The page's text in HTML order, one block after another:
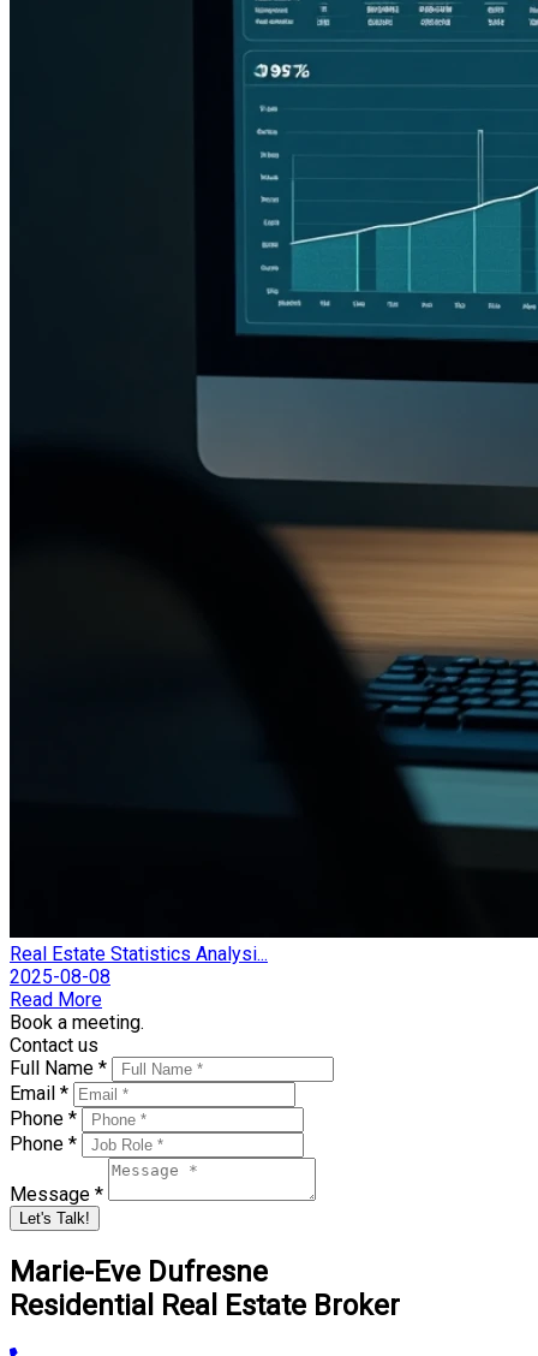
Real Estate Statistics Analysi...
2025-08-08
Read More
Book a meeting.
Contact us
Full Name *
Email *
Phone *
Phone *
Message *
Let's Talk!
Marie-Eve Dufresne
Residential Real Estate Broker